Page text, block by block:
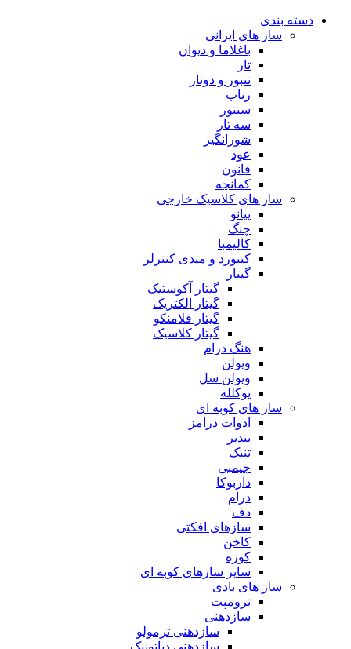
دسته بندی
ساز های ایرانی
باغلاما و دیوان
تار
تنبور و دوتار
رباب
سنتور
سه تار
شورانگیز
عود
قانون
کمانچه
ساز های کلاسیک خارجی
پیانو
چنگ
کالیمبا
کیبورد و میدی کنترلر
گیتار
گیتار آکوستیک
گیتار الکتریک
گیتار فلامنکو
گیتار کلاسیک
هنگ درام
ویولن
ویولن سل
یوکلله
ساز های کوبه ای
ادوات درامز
بندیر
تنبک
جیمبی
داربوکا
درام
دف
سازهای افکتی
کاخن
کوزه
سایر سازهای کوبه ای
ساز های بادی
ترومپت
سازدهنی
سازدهنی ترمولو
سازدهنی دیاتونیک